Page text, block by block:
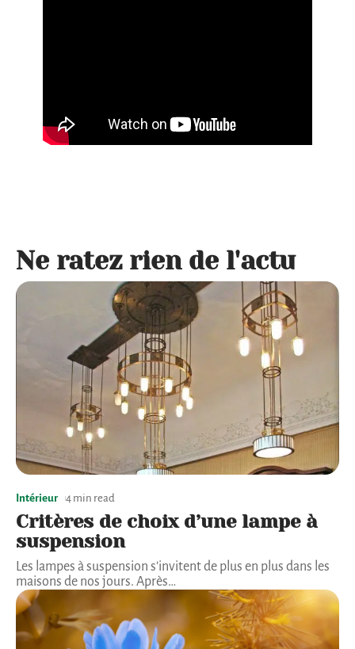
Ne ratez rien de l'actu
Intérieur 4 min read
Critères de choix d’une lampe à
suspension
Les lampes à suspension s’invitent de plus en plus dans les
maisons de nos jours. Après…